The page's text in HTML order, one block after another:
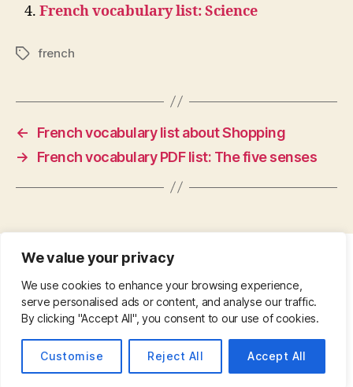
We value your privacy
We use cookies to enhance your browsing experience,
serve personalised ads or content, and analyse our traffic.
By clicking "Accept All", you consent to our use of cookies.
Customise Reject All Accept All
French vocabulary list: Science
Tagsfrench
←
French vocabulary list about Shopping
→
French vocabulary PDF list: The five senses
CONTACT •ABOUT•PRIVACY POLICY
COPYRIGHT •PINTEREST
© 2026